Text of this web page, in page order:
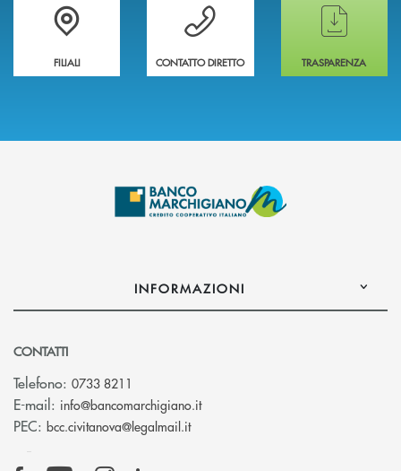
Trova la filiale più vicina a te
FILIALI
Hai bisogno di assistenza immediata ?
CONTATTO DIRETTO
Hai bisogno di
TRASPARENZA
INFORMAZIONI
CONTATTI
Telefono: 0733 8211
E-mail: info@bancomarchigiano.it(si apre l’app di posta
PEC: bcc.civitanova@legalmail.it(si apre l’app di posta elettronica)